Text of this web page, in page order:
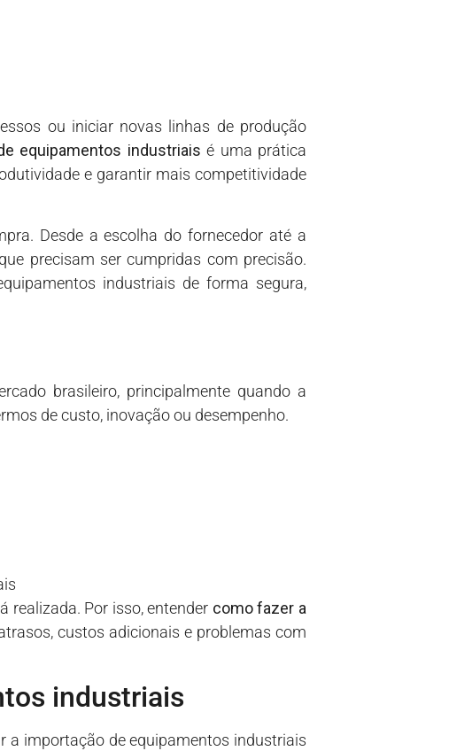
ou iniciar novas linhas de produção
equipamentos industriais é uma prática
e garantir mais competitividade
Desde a escolha do fornecedor até a
precisam ser cumpridas com precisão.
industriais de forma segura,
brasileiro, principalmente quando a
de custo, inovação ou desempenho.
realizada. Por isso, entender como fazer a
custos adicionais e problemas com
industriais
a importação de equipamentos industriais